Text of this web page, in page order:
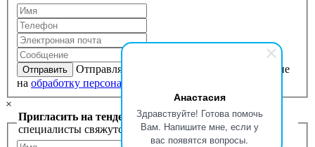
Анастасия
Здравствуйте! Готова помочь
Вам. Напишите мне, если у
вас появятся вопросы.
Отправить
Отправляя данную форму вы даете согласие
на обработку персональных данных
×
Пригласить на тендер
Оставьте заявку и наши
специалисты свяжутся с Вами в ближайшее время!